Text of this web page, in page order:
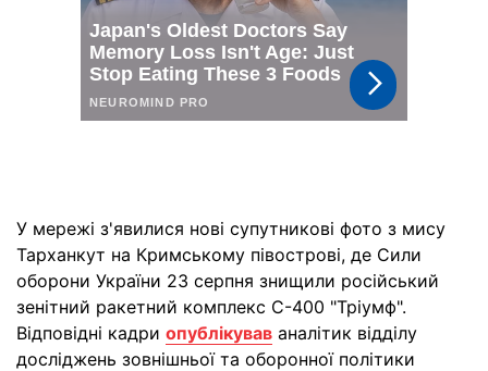
У мережі з'явилися нові супутникові фото з мису
Тарханкут на Кримському півострові, де Сили
оборони України 23 серпня знищили російський
зенітний ракетний комплекс С-400 "Тріумф".
Відповідні кадри опублікував аналітик відділу
досліджень зовнішньої та оборонної політики